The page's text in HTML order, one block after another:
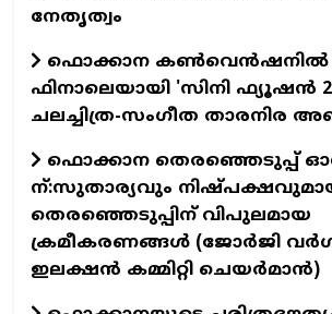
നേതൃത്വം
ഫൊക്കാന കണ്‍വെന്‍ഷനില്‍
ഫിനാലെയായി 'സിനി ഫ്യൂഷന്‍
ചലച്ചിത്ര-സംഗീത താരനിര
ഫൊക്കാന തെരഞ്ഞെടുപ്പ്
ന്:സുതാര്യവും
തെരഞ്ഞെടുപ്പിന് വിപുലമായ
ക്രമീകരണങ്ങൾ (ജോർജി
ഇലക്ഷൻ കമ്മിറ്റി ചെയർമാൻ)